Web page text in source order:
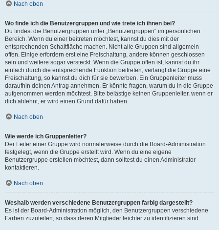
Nach oben
Wo finde ich die Benutzergruppen und wie trete ich ihnen bei?
Du findest die Benutzergruppen unter „Benutzergruppen“ im persönlichen
Bereich. Wenn du einer beitreten möchtest, kannst du dies mit der
entsprechenden Schaltfläche machen. Nicht alle Gruppen sind allgemein
offen. Einige erfordern erst eine Freischaltung, andere können geschlossen
sein und weitere sogar versteckt. Wenn die Gruppe offen ist, kannst du ihr
einfach durch die entsprechende Funktion beitreten; verlangt die Gruppe eine
Freischaltung, so kannst du dich für sie bewerben. Ein Gruppenleiter muss
daraufhin deinen Antrag annehmen. Er könnte fragen, warum du in die Gruppe
aufgenommen werden möchtest. Bitte belästige keinen Gruppenleiter, wenn er
dich ablehnt, er wird einen Grund dafür haben.
Nach oben
Wie werde ich Gruppenleiter?
Der Leiter einer Gruppe wird normalerweise durch die Board-Administration
festgelegt, wenn die Gruppe erstellt wird. Wenn du eine eigene
Benutzergruppe erstellen möchtest, dann solltest du einen Administrator
kontaktieren.
Nach oben
Weshalb werden verschiedene Benutzergruppen farbig dargestellt?
Es ist der Board-Administration möglich, den Benutzergruppen verschiedene
Farben zuzuteilen, so dass deren Mitglieder leichter zu identifizieren sind.